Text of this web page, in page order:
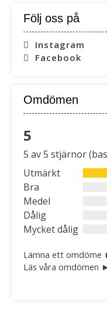
Följ oss på
Instagram
Facebook
Omdömen
5
5
out
of
5
5 av 5 stjärnor
Utmärkt
Bra
Medel
Dålig
Mycket dålig
Lämna ett omdöme
Läs våra omdömen